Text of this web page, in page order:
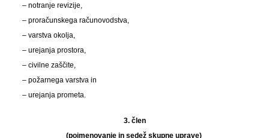
– notranje revizije,
– proračunskega računovodstva,
– varstva okolja,
– urejanja prostora,
– civilne zaščite,
– požarnega varstva in
– urejanja prometa.
3. člen
(poimenovanje in sedež skupne uprave)